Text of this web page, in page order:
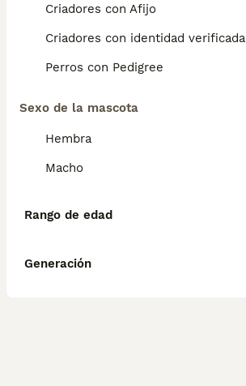
Criadores con Afijo
Criadores con identidad verificada
Perros con Pedigree
Sexo de la mascota
Hembra
Macho
Rango de edad
Generación